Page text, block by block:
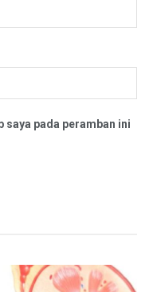
saya pada peramban ini